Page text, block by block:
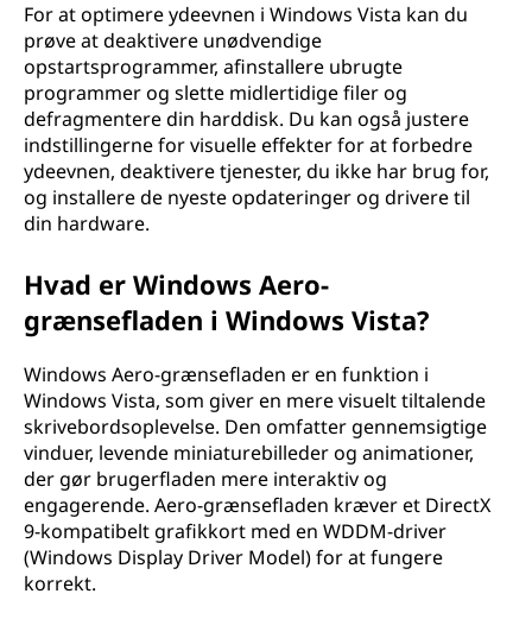
For at optimere ydeevnen i Windows Vista kan du
prøve at deaktivere unødvendige
opstartsprogrammer, afinstallere ubrugte
programmer og slette midlertidige filer og
defragmentere din harddisk. Du kan også justere
indstillingerne for visuelle effekter for at forbedre
ydeevnen, deaktivere tjenester, du ikke har brug for,
og installere de nyeste opdateringer og drivere til
din hardware.
Hvad er Windows Aero-
grænsefladen i Windows Vista?
Windows Aero-grænsefladen er en funktion i
Windows Vista, som giver en mere visuelt tiltalende
skrivebordsoplevelse. Den omfatter gennemsigtige
vinduer, levende miniaturebilleder og animationer,
der gør brugerfladen mere interaktiv og
engagerende. Aero-grænsefladen kræver et DirectX
9-kompatibelt grafikkort med en WDDM-driver
(Windows Display Driver Model) for at fungere
korrekt.